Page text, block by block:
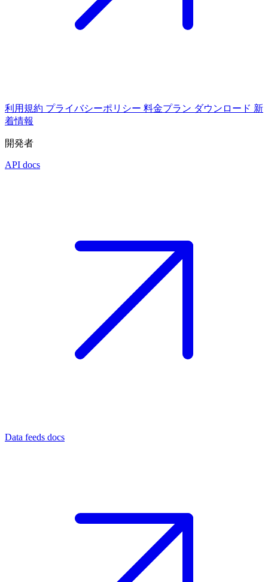
利用規約 プライバシーポリシー 料金プラン ダウンロード 新
着情報
開発者
API docs
Data feeds docs